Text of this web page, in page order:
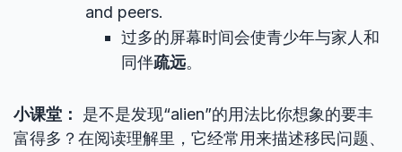
and peers.
过多的屏幕时间会使青少年与家人和
同伴疏远。
小课堂：
是不是发现“alien”的用法比你想象的要丰
富得多？在阅读理解里，它经常用来描述移民问题、